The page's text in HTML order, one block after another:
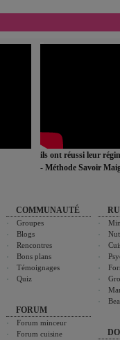
ils ont réussi leur
- Méthode Savoir
COMMUNAUTÉ
Groupes
Blogs
Rencontres
Bons plans
Témoignages
Quiz
FORUM
Forum minceur
Forum cuisine